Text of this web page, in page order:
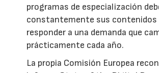
programas de especialización
constantemente sus contenidos
responder a una demanda que
prácticamente cada año.
La propia Comisión Europea